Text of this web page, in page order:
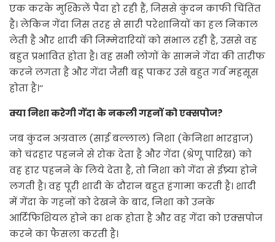
एक करके मुश्किलें पैदा हो रही हैं, जिससे कुंदन काफी चिंतिंत
है। लेकिन गेंदा जिस तरह से सारी परेशानियों का हल निकाल
लेती है और शादी की जिम्मेदारियों को संभाल रही है, उससे वह
बहुत प्रभावित होता है। वह सभी लोगों के सामने गेंदा की तारीफ
करने लगता है और गेंदा जैसी बहू पाकर उसे बहुत गर्व महसूस
होता है।‘‘
क्या निशा करेगी गेंदा के नकली गहनों को एक्सपोज?
जब कुंदन अग्रवाल (साई बल्लाल) निशा (केनिशा भारद्वाज)
को चंद्रहार पहनने से रोक देता है और गेंदा (श्रेणू पारिख) को
वह हार पहनने के लिये देता है, तो निशा को गेंदा से ईष्र्या होने
लगती है। वह पूरी शादी के दौरान बहुत हंगामा करती है। शादी
में गेंदा के गहनों को देखने के बाद, निशा को उनके
आर्टिफिशियल होने का शक होता है और वह गेंदा को एक्सपोज
करने का फैसला करती है।